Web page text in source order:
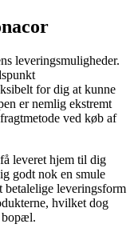
leveringsmuligheder.
for dig at kunne
er nemlig ekstremt
ved køb af
leveret hjem til dig
godt nok en smule
betalelige leveringsform
hvilket dog
bopæl.